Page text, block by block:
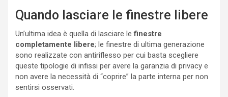
Quando lasciare le finestre libere
Un’ultima idea è quella di lasciare lefinestre
completamente libere; le finestre di ultima generazione
sono realizzate con antiriflesso per cui basta scegliere
queste tipologie di infissi per avere la garanzia di privacy e
non avere la necessità di “coprire” la parte interna per non
sentirsi osservati.